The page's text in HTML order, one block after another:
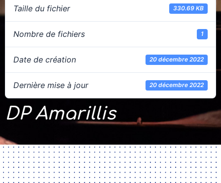
Taille du fichier 330.69 KB
Nombre de fichiers 1
Date de création 20 décembre 2022
Dernière mise à jour 20 décembre 2022
DP Amarillis